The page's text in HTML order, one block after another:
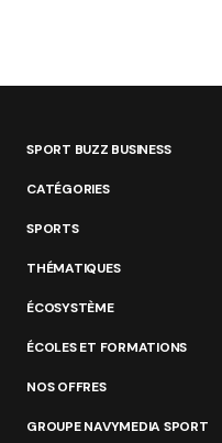
SPORT BUZZ BUSINESS
CATÉGORIES
SPORTS
THÉMATIQUES
ÉCOSYSTÈME
ÉCOLES ET FORMATIONS
NOS OFFRES
GROUPE NAVYMEDIA SPORT